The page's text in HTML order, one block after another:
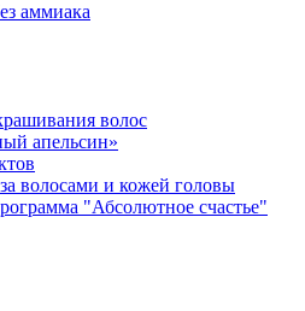
аммиака
волос
апельсин»
волосами и кожей головы
"Абсолютное счастье"